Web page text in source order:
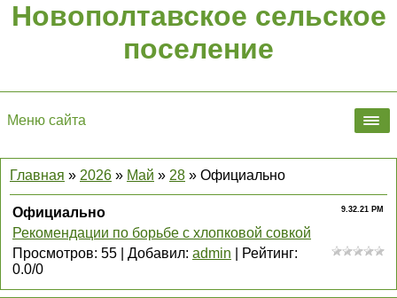
Новополтавское сельское
поселение
Меню сайта
Главная » 2026 » Май » 28 » Официально
9.32.21 PM
Официально
Рекомендации по борьбе с хлопковой совкой
Просмотров: 55 Добавил: admin Рейтинг:
0.0/0